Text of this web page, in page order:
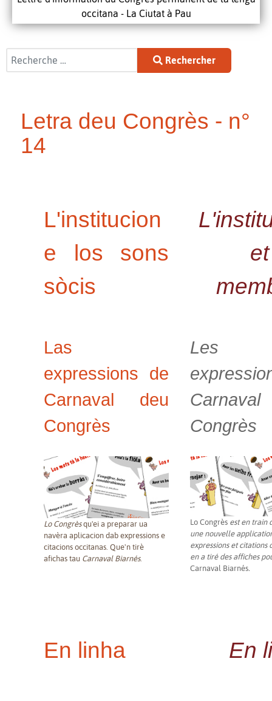
occitana - La Ciutat à Pau
Rechercher
Rechercher
Letra deu Congrès - n°
14
L'institucion
e los sons
sòcis
Las
expressions de
Carnaval deu
Congrès
Les
Congrès
Lo Congrèsqu'ei a preparar ua
navèra aplicacion dab expressions e
citacions occitanas. Que'n tirè
afichas tau Carnaval Biarnés.
Lo Congrès est en train
une nouvelle
expressions et citations
en a tiré des affiches
Carnaval Biarnés.
En linha En